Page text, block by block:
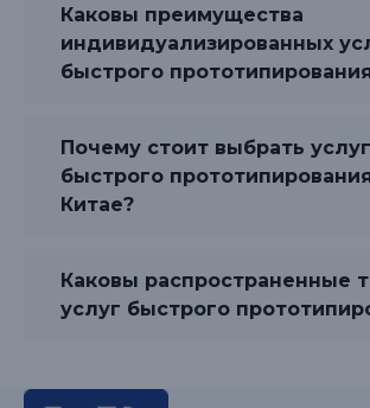
Каковы преимущества
индивидуализированных
быстрого
Почему стоит выбрать
быстрого
Китае?
Каковы распространенные
услуг быстрого